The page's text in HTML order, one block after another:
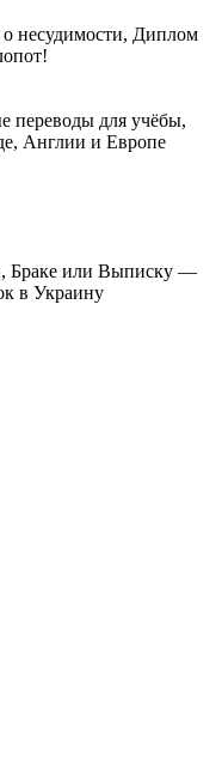
несудимости, Диплом
переводы для учёбы,
Англии и Европе
Браке или Выписку —
в Украину